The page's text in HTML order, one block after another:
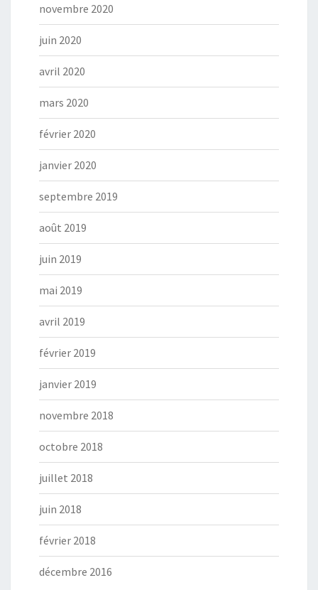
novembre 2020
juin 2020
avril 2020
mars 2020
février 2020
janvier 2020
septembre 2019
août 2019
juin 2019
mai 2019
avril 2019
février 2019
janvier 2019
novembre 2018
octobre 2018
juillet 2018
juin 2018
février 2018
décembre 2016